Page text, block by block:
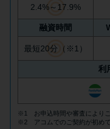
家
街
い理
2.4%～17.9%
融資時間
最短20分（※1）
利
※1 お申込時間や審査によりご
※2 アコムでのご契約が初めて